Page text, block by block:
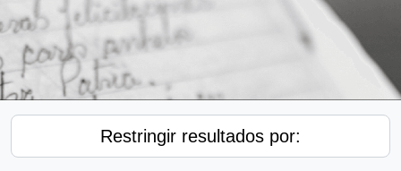
Restringir resultados por: